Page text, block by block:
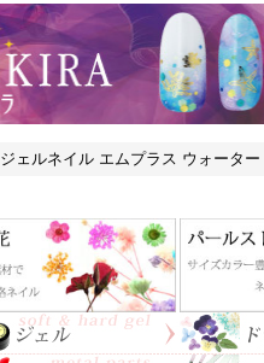
ジェルネイル エムプラス ウォータ